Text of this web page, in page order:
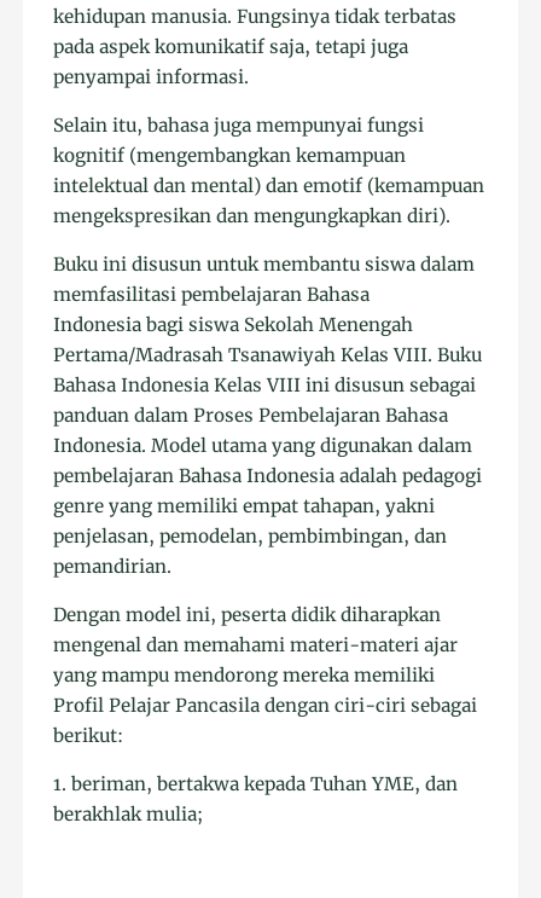
kehidupan manusia. Fungsinya tidak terbatas
pada aspek komunikatif saja, tetapi juga
penyampai informasi.
Selain itu, bahasa juga mempunyai fungsi
kognitif (mengembangkan kemampuan
intelektual dan mental) dan emotif (kemampuan
mengekspresikan dan mengungkapkan diri).
Buku ini disusun untuk membantu siswa dalam
memfasilitasi pembelajaran Bahasa
Indonesia bagi siswa Sekolah Menengah
Pertama/Madrasah Tsanawiyah Kelas VIII. Buku
Bahasa Indonesia Kelas VIII ini disusun sebagai
panduan dalam Proses Pembelajaran Bahasa
Indonesia. Model utama yang digunakan dalam
pembelajaran Bahasa Indonesia adalah pedagogi
genre yang memiliki empat tahapan, yakni
penjelasan, pemodelan, pembimbingan, dan
pemandirian.
Dengan model ini, peserta didik diharapkan
mengenal dan memahami materi-materi ajar
yang mampu mendorong mereka memiliki
Profil Pelajar Pancasila dengan ciri-ciri sebagai
berikut:
1. beriman, bertakwa kepada Tuhan YME, dan
berakhlak mulia;